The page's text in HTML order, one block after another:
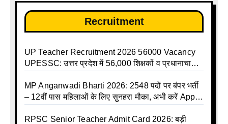
Recruitment
UP Teacher Recruitment 2026 56000 Vacancy
UPESSC: उत्तर प्रदेश में 56,000 शिक्षकों व प्रधानाचार्यों
MP Anganwadi Bharti 2026: 2548 पदों पर बंपर भर्ती
– 12वीं पास महिलाओं के लिए सुनहरा मौका, अभी करें Apply
RPSC Senior Teacher Admit Card 2026: बड़ी